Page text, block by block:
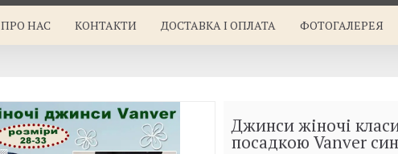
ПРО НАС КОНТАКТИ ДОСТАВКА I ОПЛАТА ФОТОГАЛЕРЕЯ
Джинси жіночі
посадкою Vanver